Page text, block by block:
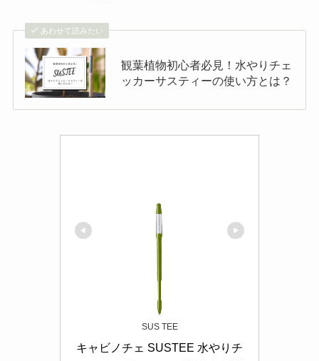
あわせて読みたい
観葉植物初心者必見！水やりチェ
ッカーサスティーの使い方とは？
SUS TEE
キャビノチェ SUSTEE 水やりチ